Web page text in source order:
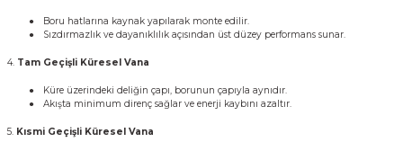
●
Boru hatlarına kaynak yapılarak monte edilir.
●
Sızdırmazlık ve dayanıklılık açısından üst düzey performans sunar.
4. Tam Geçişli Küresel Vana
●
Küre üzerindeki deliğin çapı, borunun çapıyla aynıdır.
●
Akışta minimum direnç sağlar ve enerji kaybını azaltır.
5. Kısmi Geçişli Küresel Vana